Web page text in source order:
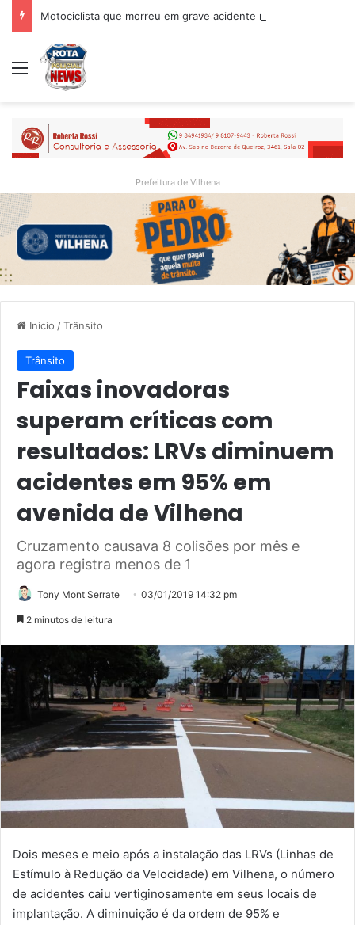
Menu
Prefeitura de Vilhena
Inicio /Trânsito
Trânsito
Faixas inovadoras
superam críticas com
resultados: LRVs diminuem
acidentes em 95% em
avenida de Vilhena
Cruzamento causava 8 colisões por mês e
agora registra menos de 1
Tony Mont Serrate 03/01/2019 14:32 pm
2 minutos de leitura
Dois meses e meio após a instalação das LRVs (Linhas de
Estímulo à Redução da Velocidade) em Vilhena, o número
de acidentes caiu vertiginosamente em seus locais de
implantação. A diminuição é da ordem de 95% e